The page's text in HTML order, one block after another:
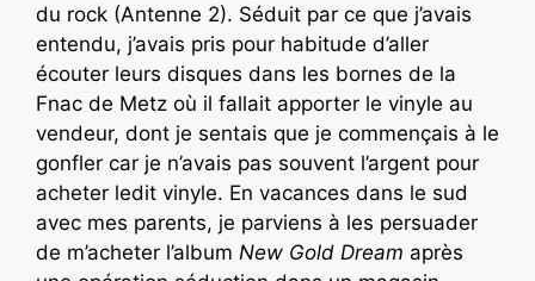
du rock (Antenne 2). Séduit par ce que j’avais
entendu, j’avais pris pour habitude d’aller
écouter leurs disques dans les bornes de la
Fnac de Metz où il fallait apporter le vinyle au
vendeur, dont je sentais que je commençais à le
gonfler car je n’avais pas souvent l’argent pour
acheter ledit vinyle. En vacances dans le sud
avec mes parents, je parviens à les persuader
de m’acheter l’album New Gold Dream après